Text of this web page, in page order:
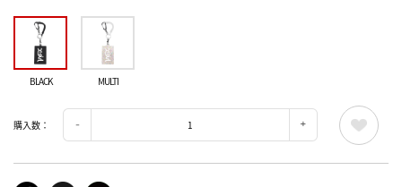
BLACK MULTI
購入数：